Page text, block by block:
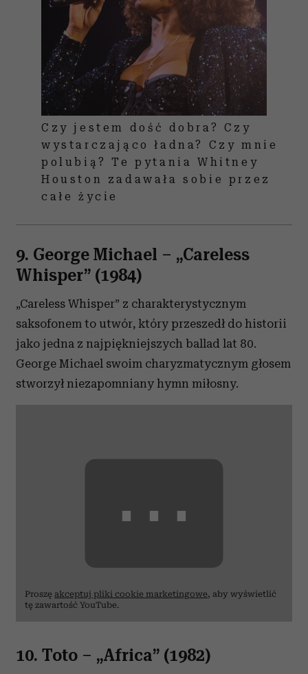
Czy jestem dość dobra? Czy
wystarczająco ładna? Czy mnie
polubią? Te pytania Whitney
Houston zadawała sobie przez
całe życie
9. George Michael – „Careless
Whisper” (1984)
„Careless Whisper” z charakterystycznym
saksofonem to utwór, który przeszedł do historii
jako jedna z najpiękniejszych ballad lat 80.
George Michael swoim charyzmatycznym głosem
stworzył niezapomniany hymn miłosny.
⋯
Proszę akceptuj pliki cookie marketingowe, aby wyświetlić
tę zawartość YouTube.
10. Toto – „Africa” (1982)